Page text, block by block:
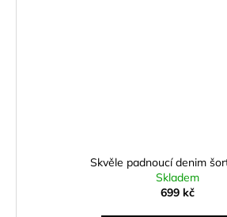
Skvěle padnoucí denim
Skladem
699 kč